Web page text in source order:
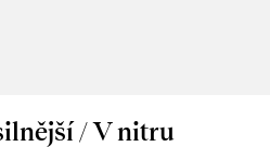
/ V nitru